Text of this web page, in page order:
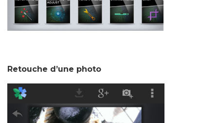
Retouche d’une photo